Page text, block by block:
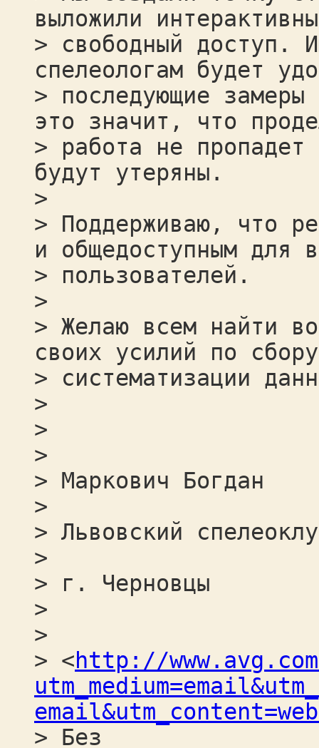
выложили
> свободный доступ.
спелеологам будет
> последующие
это значит, что
> работа не пропадет
будут утеряны.
>
> Поддерживаю, что
и общедоступным для
> пользователей.
>
> Желаю всем найти
своих усилий по
> систематизации
>
>
>
> Маркович Богдан
>
> Львовский
>
> г. Черновцы
>
>
> <http://
> Без